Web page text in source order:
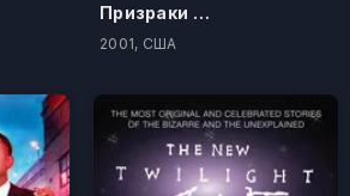
Призраки Марса
2001, США